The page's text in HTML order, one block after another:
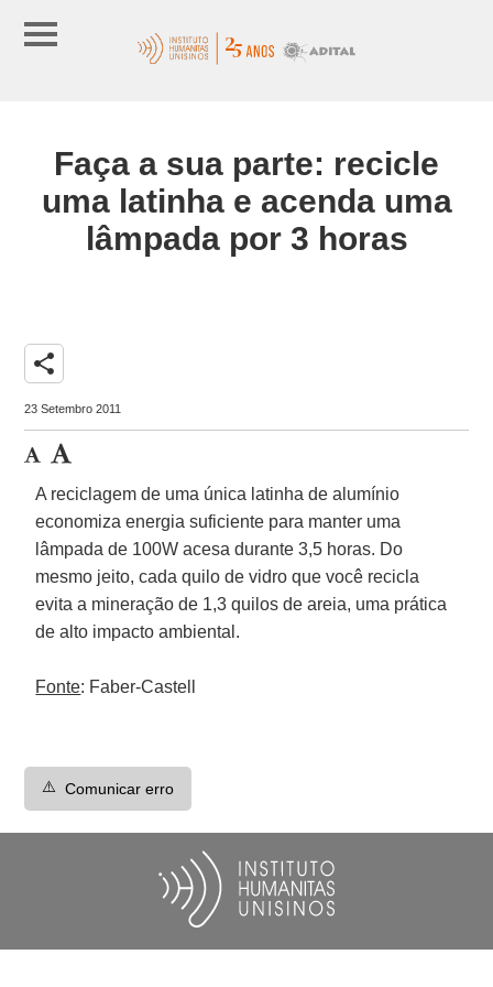
Faça a sua parte: recicle
uma latinha e acenda uma
lâmpada por 3 horas
share
23 Setembro 2011
A reciclagem de uma única latinha de alumínio
economiza energia suficiente para manter uma
lâmpada de 100W acesa durante 3,5 horas. Do
mesmo jeito, cada quilo de vidro que você recicla
evita a mineração de 1,3 quilos de areia, uma prática
de alto impacto ambiental.
Fonte: Faber-Castell
⚠️ Comunicar erro